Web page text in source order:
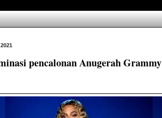
pencalonan Anugerah Grammy